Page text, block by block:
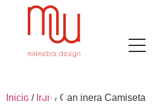
Inicio / Irun / Cantinera Camiseta